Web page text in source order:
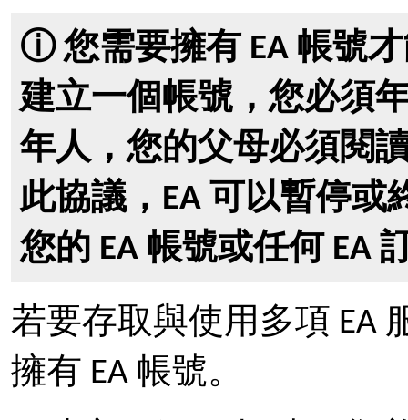
ⓘ 您需要擁有 EA 帳號
建立一個帳號，您必須
年人，您的父母必須閱
此協議，EA 可以暫停
您的 EA 帳號或任何 EA
若要存取與使用多項 EA
擁有 EA 帳號。